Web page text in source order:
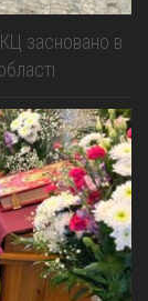
засновано в